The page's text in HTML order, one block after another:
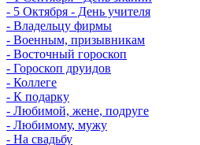
- 5 Октября - День учителя
- Владельцу фирмы
- Военным, призывникам
- Восточный гороскоп
- Гороскоп друидов
- Коллеге
- К подарку
- Любимой, жене, подруге
- Любимому, мужу
- На свадьбу